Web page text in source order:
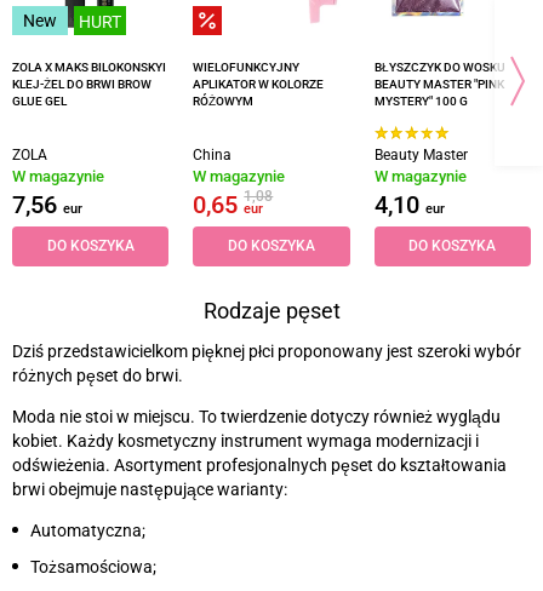
New HURT
ZOLA X MAKS BILOKONSKYI
KLEJ-ŻEL DO BRWI BROW
GLUE GEL
ZOLA
W magazynie
7,56 eur
DO KOSZYKA
WIELOFUNKCYJNY
APLIKATOR W KOLORZE
RÓŻOWYM
China
W magazynie
0,651,08
eur
DO KOSZYKA
BŁYSZCZYK DO WOSKU
BEAUTY MASTER "PINK
MYSTERY" 100 G
Beauty Master
W magazynie
4,10 eur
DO KOSZYKA
Rodzaje pęset
Dziś przedstawicielkom pięknej płci proponowany jest szeroki wybór
różnych pęset do brwi.
Moda nie stoi w miejscu. To twierdzenie dotyczy również wyglądu
kobiet. Każdy kosmetyczny instrument wymaga modernizacji i
odświeżenia. Asortyment profesjonalnych pęset do kształtowania
brwi obejmuje następujące warianty:
Automatyczna;
Tożsamościowa;